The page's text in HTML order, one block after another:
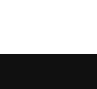
TOP NEWS